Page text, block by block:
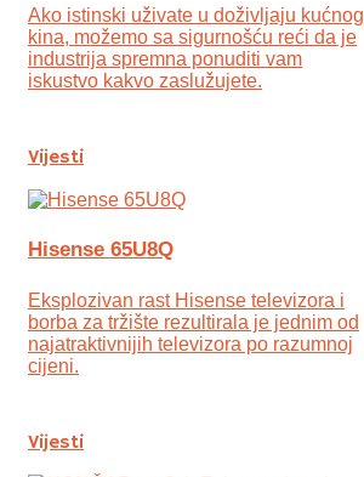
Ako istinski uživate u doživljaju kućnog
kina, možemo sa sigurnošću reći da je
industrija spremna ponuditi vam
iskustvo kakvo zaslužujete.
Vijesti
Hisense 65U8Q
Eksplozivan rast Hisense televizora i
borba za tržište rezultirala je jednim od
najatraktivnijih televizora po razumnoj
cijeni.
Vijesti